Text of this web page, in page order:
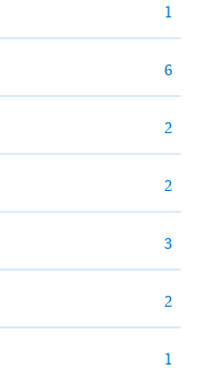
1
6
2
2
3
2
1